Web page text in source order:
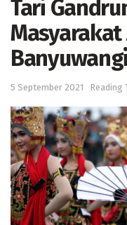
Tari
Banyuwangi
5 September 2021 Reading